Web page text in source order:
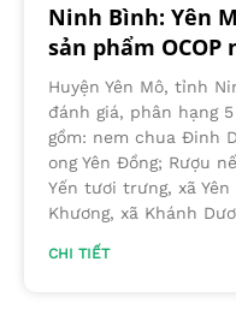
Ninh Bình: Yên
sản phẩm OCOP
Huyện Yên Mô, tỉnh
đánh giá, phân hạng
gồm: nem chua Đinh
ong Yên Đồng; Rượu
Yến tươi trưng, xã
Khương, xã Khánh
CHI TIẾT